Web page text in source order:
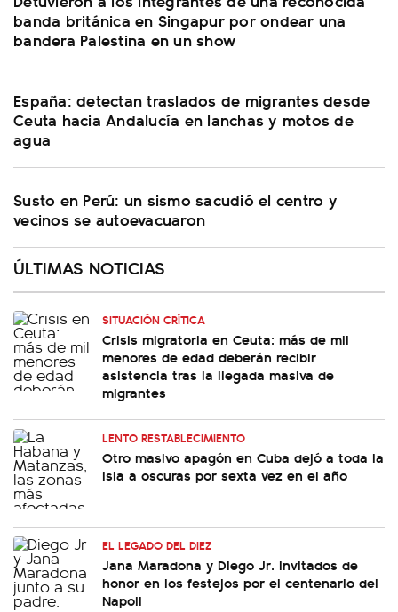
banda británica en Singapur por ondear una
bandera Palestina en un show
España: detectan traslados de migrantes desde
Ceuta hacia Andalucía en lanchas y motos de
agua
Susto en Perú: un sismo sacudió el centro y
vecinos se autoevacuaron
ÚLTIMAS NOTICIAS
SITUACIÓN CRÍTICA
Crisis migratoria en Ceuta: más de mil
menores de edad deberán recibir
asistencia tras la llegada masiva de
migrantes
LENTO RESTABLECIMIENTO
Otro masivo apagón en Cuba dejó a toda la
isla a oscuras por sexta vez en el año
EL LEGADO DEL DIEZ
Jana Maradona y Diego Jr. invitados de
honor en los festejos por el centenario del
Napoli